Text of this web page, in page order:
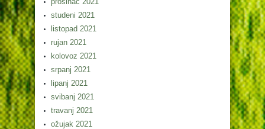
studeni 2021
listopad 2021
rujan 2021
kolovoz 2021
srpanj 2021
lipanj 2021
svibanj 2021
travanj 2021
ožujak 2021